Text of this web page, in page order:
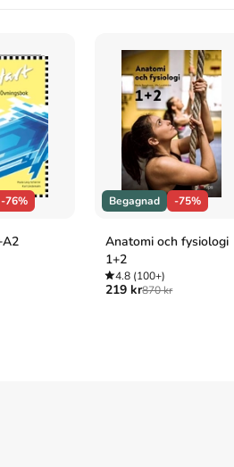
-76% Begagnad -75%
Anatomi och fysiologi
1+2
4.8 (100+)
219 kr870 kr